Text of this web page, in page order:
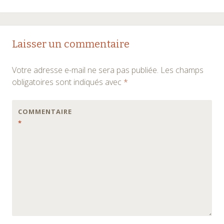
Laisser un commentaire
Votre adresse e-mail ne sera pas publiée. Les champs
obligatoires sont indiqués avec *
COMMENTAIRE
*